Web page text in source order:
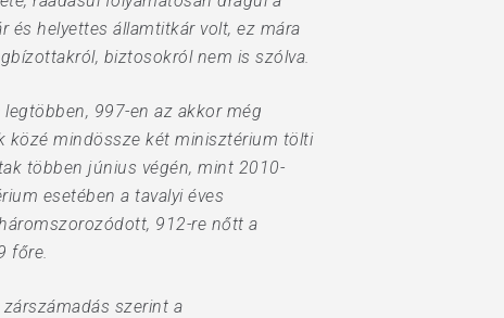
és helyettes államtitkár volt, ez mára
biztosokról nem is szólva.
997-en az akkor még
közé mindössze két minisztérium tölti
többen június végén, mint 2010-
esetében a tavalyi éves
912-re nőtt a
főre.
szerint a